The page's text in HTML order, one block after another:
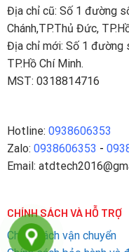
Địa chỉ cũ: Số 1 đường
Chánh,TP.Thủ Đức,
Địa chỉ mới: Số 1 đường
TP.Hồ Chí Minh.
MST: 0318814716
Hotline: 0938606353
Zalo: 0938606353 -
Email:
CHÍNH SÁCH VÀ HỖ TRỢ
Chính sách vận chuyển